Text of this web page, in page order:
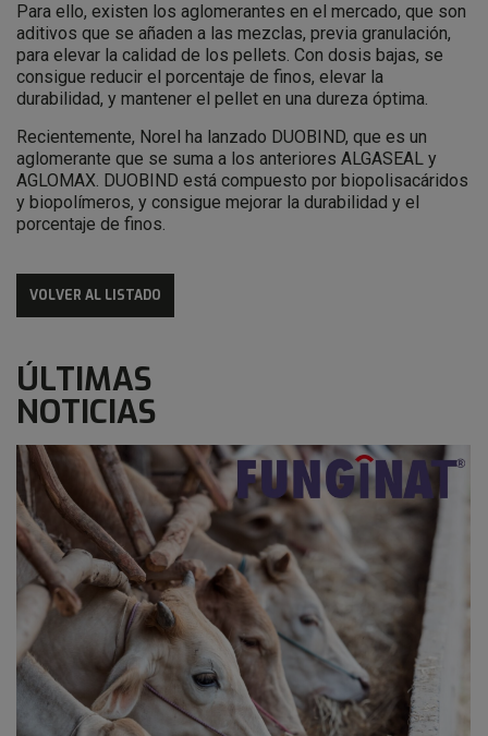
Para ello, existen los aglomerantes en el mercado, que son
aditivos que se añaden a las mezclas, previa granulación,
para elevar la calidad de los pellets. Con dosis bajas, se
consigue reducir el porcentaje de finos, elevar la
durabilidad, y mantener el pellet en una dureza óptima.
Recientemente, Norel ha lanzado DUOBIND, que es un
aglomerante que se suma a los anteriores ALGASEAL y
AGLOMAX. DUOBIND está compuesto por biopolisacáridos
y biopolímeros, y consigue mejorar la durabilidad y el
porcentaje de finos.
VOLVER AL LISTADO
ÚLTIMAS
NOTICIAS